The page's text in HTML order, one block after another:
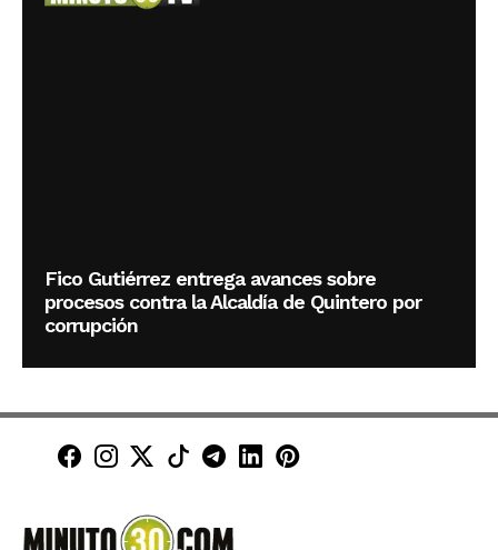
Fico Gutiérrez entrega avances sobre
procesos contra la Alcaldía de Quintero por
corrupción
Minuto30 en Facebook
Minuto30 en Instagram
Minuto30 en X (Twitter)
Minuto30 en TikTok
Canal de Minuto30 en
Minuto30 en LinkedIn
Minuto30 en